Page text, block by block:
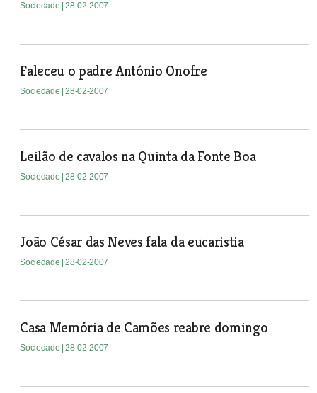
Sociedade | 28-02-2007
Faleceu o padre António Onofre
Sociedade | 28-02-2007
Leilão de cavalos na Quinta da Fonte Boa
Sociedade | 28-02-2007
João César das Neves fala da eucaristia
Sociedade | 28-02-2007
Casa Memória de Camões reabre domingo
Sociedade | 28-02-2007